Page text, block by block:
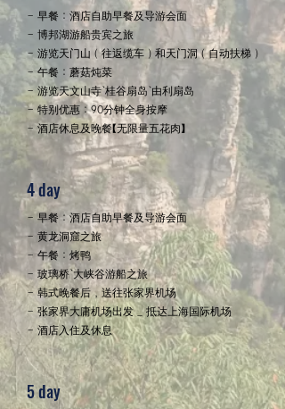
- 早餐：酒店自助早餐及导游会面
- 博邦湖游船贵宾之旅
- 游览天门山（往返缆车）和天门洞（自动扶梯）
- 午餐：蘑菇炖菜
- 游览天文山寺、桂谷扇岛、由利扇岛
- 特别优惠：90分钟全身按摩
- 酒店休息及晚餐【无限量五花肉】
4 day
- 早餐：酒店自助早餐及导游会面
- 黄龙洞窟之旅
- 午餐：烤鸭
- 玻璃桥、大峡谷游船之旅
- 韩式晚餐后，送往张家界机场
- 张家界大庸机场出发 _ 抵达上海国际机场
- 酒店入住及休息
5 day